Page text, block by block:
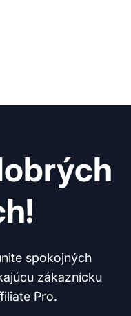
spokojných
zákaznícku
Pro.